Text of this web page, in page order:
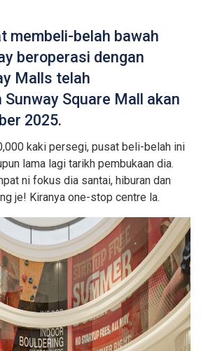
membeli-belah bawah
beroperasi dengan
Malls telah
Sunway Square Mall akan
2025.
kaki persegi, pusat beli-belah ini
lama lagi tarikh pembukaan dia.
ni fokus dia santai, hiburan dan
je! Kiranya one-stop centre la.